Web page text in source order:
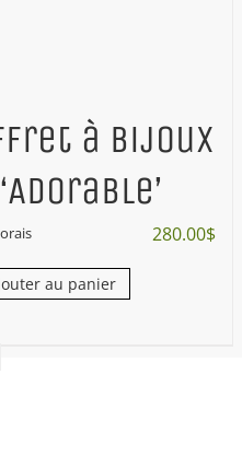
à bijoux
‘Adorable’
280.00$
au panier